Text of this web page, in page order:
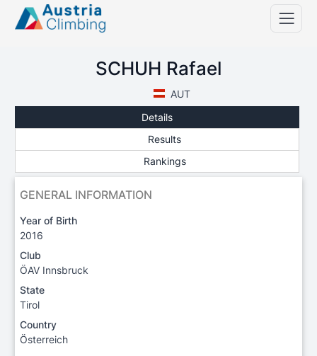
SCHUH Rafael
AUT
Details
Results
Rankings
GENERAL INFORMATION
Year of Birth
2016
Club
ÖAV Innsbruck
State
Tirol
Country
Österreich